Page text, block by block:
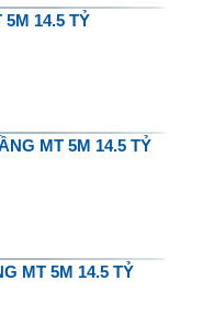
14.5 TỶ
MT 5M 14.5 TỶ
MT 5M 14.5 TỶ